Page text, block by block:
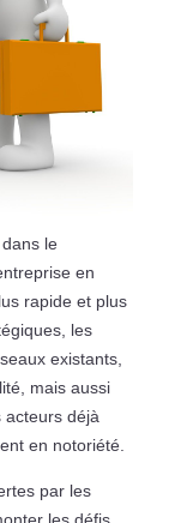
le
en
rapide et plus
les
existants,
mais aussi
acteurs déjà
en notoriété.
par les